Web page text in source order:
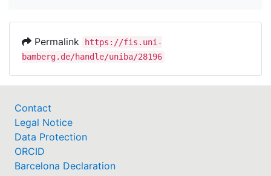
Permalink
https://fis.uni-
bamberg.de/handle/uniba/28196
Contact
Legal Notice
Data Protection
ORCID
Barcelona Declaration